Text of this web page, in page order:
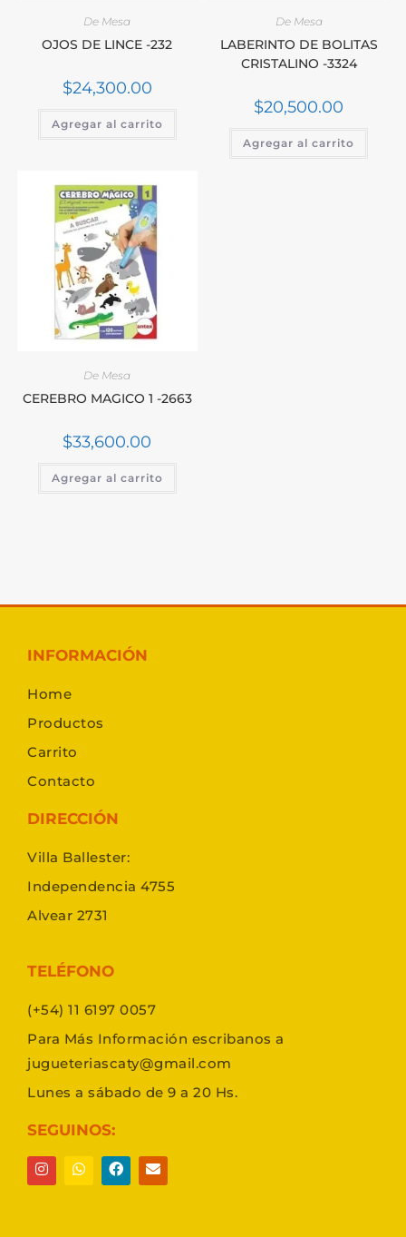
De Mesa
OJOS DE LINCE -232
$24,300.00
Agregar al carrito
De Mesa
LABERINTO DE BOLITAS
CRISTALINO -3324
$20,500.00
Agregar al carrito
De Mesa
CEREBRO MAGICO 1 -2663
$33,600.00
Agregar al carrito
INFORMACIÓN
Home
Productos
Carrito
Contacto
DIRECCIÓN
Villa Ballester:
Independencia 4755
Alvear 2731
TELÉFONO
(+54) 11 6197 0057
Para Más Información escribanos a
jugueteriascaty@gmail.com
Lunes a sábado de 9 a 20 Hs.
SEGUINOS: